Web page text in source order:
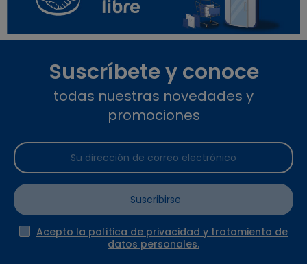
Suscríbete y conoce
todas nuestras novedades y
promociones
Suscribirse
Acepto la política de privacidad y tratamiento de
datos personales.